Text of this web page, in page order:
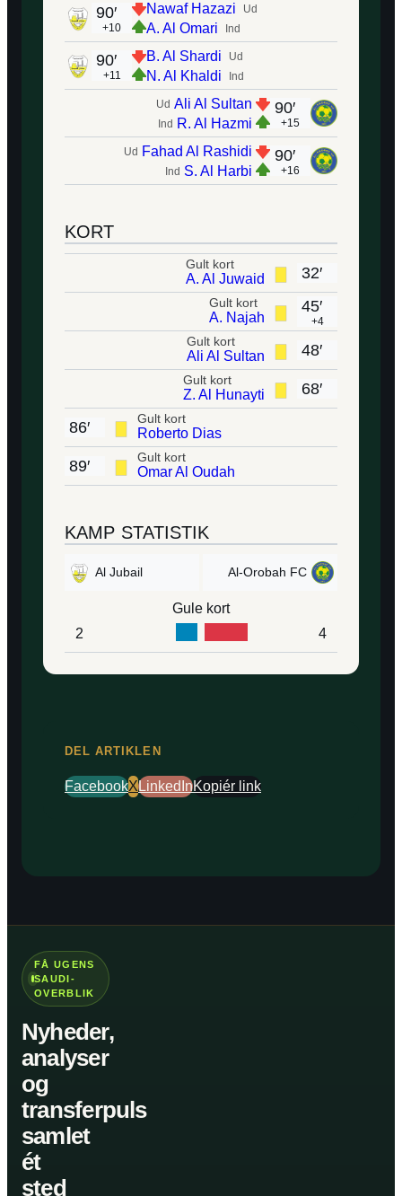
Ud
Nawaf Hazazi
Ind
A. Al Omari
90′
+10
Ud
B. Al Shardi
Ind
N. Al Khaldi
90′
+11
90′
+15
Ud Ali Al Sultan
Ind R. Al Hazmi
90′
+16
Ud Fahad Al Rashidi
Ind S. Al Harbi
KORT
32′
Gult kort
A. Al Juwaid
45′
+4
Gult kort
A. Najah
48′
Gult kort
Ali Al Sultan
68′
Gult kort
Z. Al Hunayti
Gult kort
Roberto Dias
86′
Gult kort
Omar Al Oudah
89′
KAMP STATISTIK
Al Jubail Al-Orobah FC
Gule kort
2
4
DEL ARTIKLEN
FacebookXLinkedInKopiér link
FÅ UGENS
SAUDI-
OVERBLIK
Nyheder,
analyser
og
transferpuls
samlet
ét
sted